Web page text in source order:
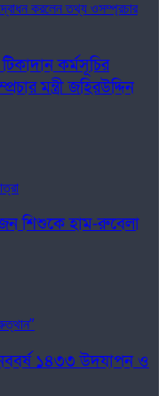
কর্মসূচির
মন্ত্রী জহিরউদ্দিন
শিশুকে হাম-রুবেলা
১৪৩৩ উদযাপন ও